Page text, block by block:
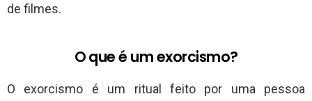
de filmes.
O que é um exorcismo?
O exorcismo é um ritual feito por uma pessoa